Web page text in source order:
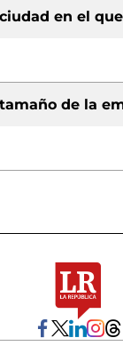
en el
de la